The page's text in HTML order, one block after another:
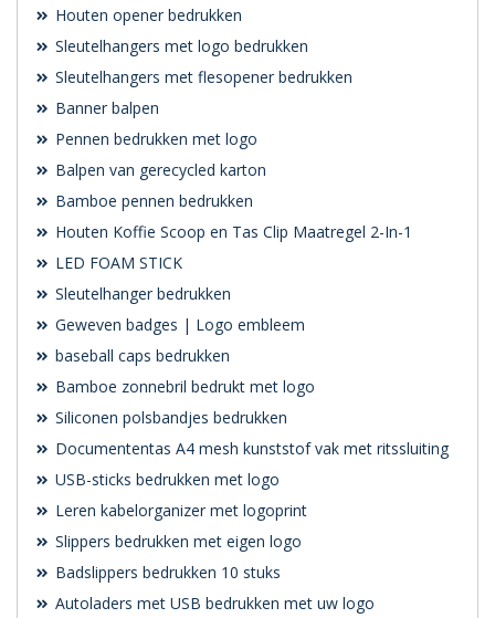
Houten opener bedrukken
Sleutelhangers met logo bedrukken
Sleutelhangers met flesopener bedrukken
Banner balpen
Pennen bedrukken met logo
Balpen van gerecycled karton
Bamboe pennen bedrukken
Houten Koffie Scoop en Tas Clip Maatregel 2-In-1
LED FOAM STICK
Sleutelhanger bedrukken
Geweven badges | Logo embleem
baseball caps bedrukken
Bamboe zonnebril bedrukt met logo
Siliconen polsbandjes bedrukken
Documententas A4 mesh kunststof vak met ritssluiting
USB-sticks bedrukken met logo
Leren kabelorganizer met logoprint
Slippers bedrukken met eigen logo
Badslippers bedrukken 10 stuks
Autoladers met USB bedrukken met uw logo